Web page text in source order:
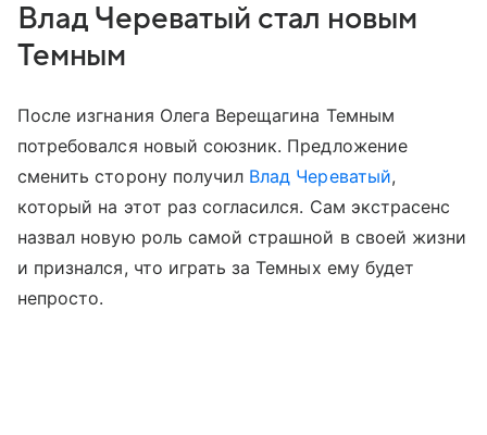
Влад Череватый стал новым
Темным
После изгнания Олега Верещагина Темным
потребовался новый союзник. Предложение
сменить сторону получил Влад Череватый,
который на этот раз согласился. Сам экстрасенс
назвал новую роль самой страшной в своей жизни
и признался, что играть за Темных ему будет
непросто.